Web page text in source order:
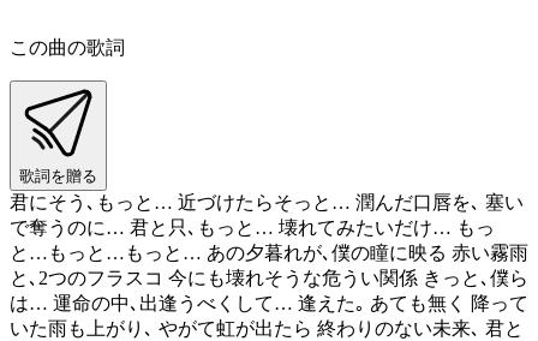
この曲の歌詞
歌詞を贈る
君にそう､もっと… 近づけたらそっと… 潤んだ口唇を､ 塞い
で奪うのに… 君と只､もっと… 壊れてみたいだけ… もっ
と…もっと…もっと… あの夕暮れが､僕の瞳に映る 赤い霧雨
と､2つのフラスコ 今にも壊れそうな危うい関係 きっと､僕ら
は… 運命の中､出逢うべくして… 逢えた｡ あても無く 降って
いた雨も上がり､ やがて虹が出たら 終わりのない未来､ 君と